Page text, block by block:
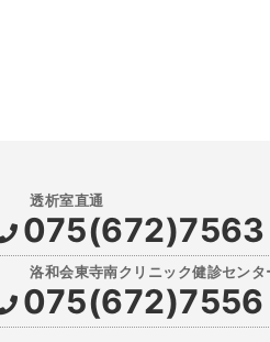
075(672)7563
075(672)7556